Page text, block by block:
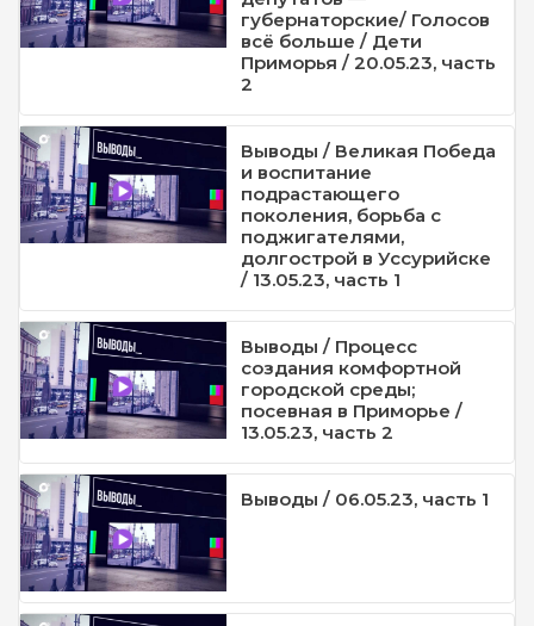
губернаторские/ Голосов
всё больше / Дети
Приморья / 20.05.23, часть
2
Выводы / Великая Победа
и воспитание
подрастающего
поколения, борьба с
поджигателями,
долгострой в Уссурийске
/ 13.05.23, часть 1
Выводы / Процесс
создания комфортной
городской среды;
посевная в Приморье /
13.05.23, часть 2
Выводы / 06.05.23, часть 1